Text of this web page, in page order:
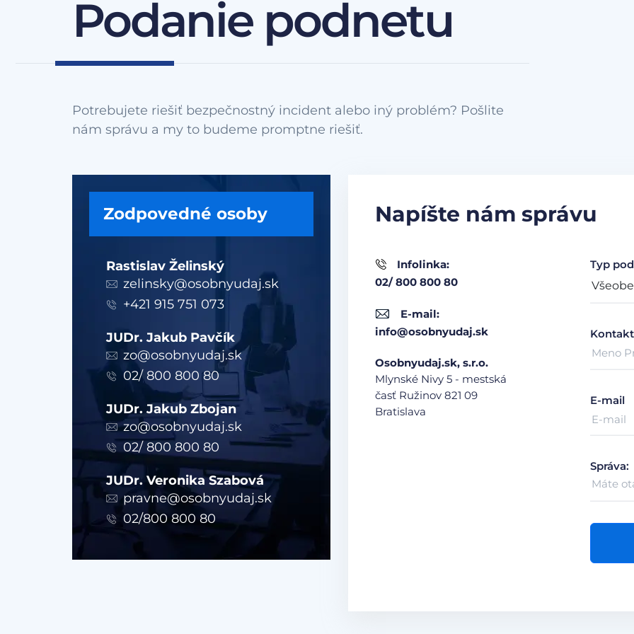
Podanie podnetu
Potrebujete riešiť bezpečnostný incident alebo iný problém? Pošlite
Zodpovedné osoby
Rastislav Želinský
zelinsky@osobnyudaj.sk
+421 915 751 073
JUDr. Jakub Pavčík
zo@osobnyudaj.sk
02/ 800 800 80
JUDr. Jakub Zbojan
zo@osobnyudaj.sk
02/ 800 800 80
JUDr. Veronika Szabová
pravne@osobnyudaj.sk
02/800 800 80
Napíšte nám správu
Infolinka:
02/ 800 800 80
E-mail:
info@osobnyudaj.sk
Osobnyudaj.sk, s.r.o.
Mlynské Nivy 5 - mestská
časť Ružinov 821 09
Bratislava
Typ
E-mail
Správa: